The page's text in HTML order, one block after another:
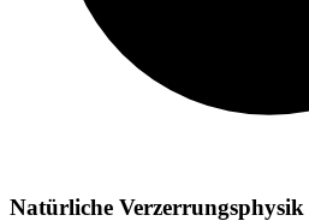
Natürliche Verzerrungsphysik